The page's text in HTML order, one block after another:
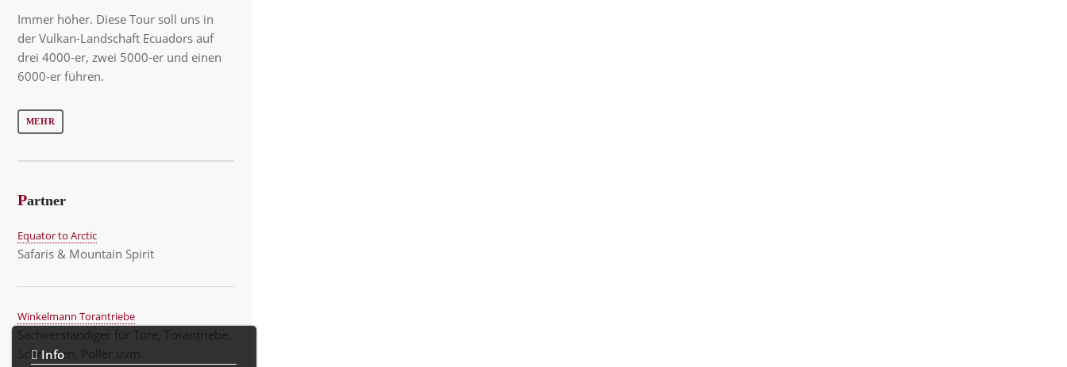
Info
Immer höher. Diese Tour soll uns in
der Vulkan-Landschaft Ecuadors auf
drei 4000-er, zwei 5000-er und einen
6000-er führen.
MEHR
Partner
Equator to Arctic
Safaris & Mountain Spirit
Winkelmann Torantriebe
Sachverständiger für Tore, Torantriebe,
Schranken, Poller uvm.